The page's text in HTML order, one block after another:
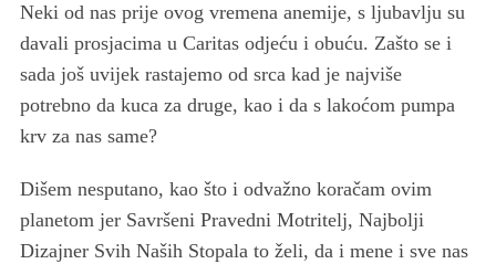
Neki od nas prije ovog vremena anemije, s ljubavlju su
davali prosjacima u Caritas odjeću i obuću. Zašto se i
sada još uvijek rastajemo od srca kad je najviše
potrebno da kuca za druge, kao i da s lakoćom pumpa
krv za nas same?
Dišem nesputano, kao što i odvažno koračam ovim
planetom jer Savršeni Pravedni Motritelj, Najbolji
Dizajner Svih Naših Stopala to želi, da i mene i sve nas